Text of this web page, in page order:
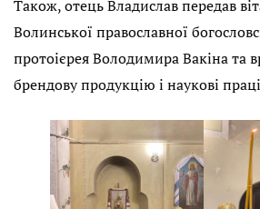
Також, отець Владислав передав
Волинської православної
протоієрея Володимира Вакіна та
брендову продукцію і наукові